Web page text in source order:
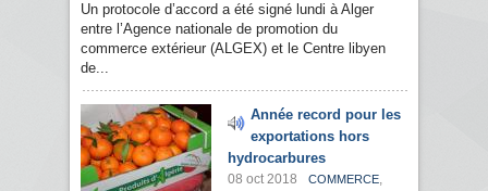
Un protocole d’accord a été signé lundi à Alger
entre l’Agence nationale de promotion du
commerce extérieur (ALGEX) et le Centre libyen
de...
Année record pour les
exportations hors
hydrocarbures
08 oct 2018 COMMERCE,